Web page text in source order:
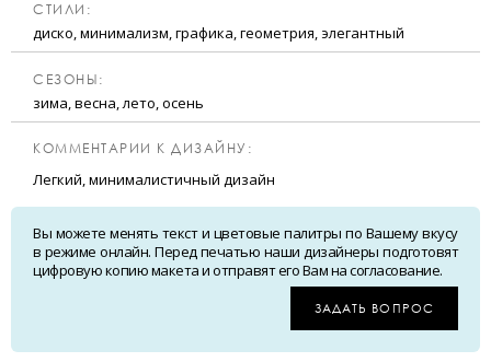
CТИЛИ:
диско, минимализм, графика, геометрия, элегантный
CЕЗОНЫ:
зима, весна, лето, осень
КОММЕНТАРИИ К ДИЗАЙНУ:
Легкий, минималистичный дизайн
Вы можете менять текст и цветовые палитры по Вашему вкусу
в режиме онлайн. Перед печатью наши дизайнеры подготовят
цифровую копию макета и отправят его Вам на согласование.
ЗАДАТЬ ВОПРОС